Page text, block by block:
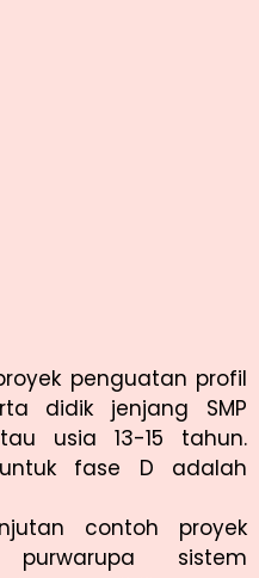
penguatan profil
didik jenjang SMP
usia 13-15 tahun.
fase D adalah
contoh proyek
sistem